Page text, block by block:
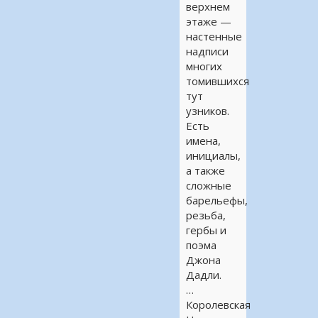
верхнем
этаже —
настенные
надписи
многих
томившихся
тут
узников.
Есть
имена,
инициалы,
а также
сложные
барельефы,
резьба,
гербы и
поэма
Джона
Дадли.
…
Королевская